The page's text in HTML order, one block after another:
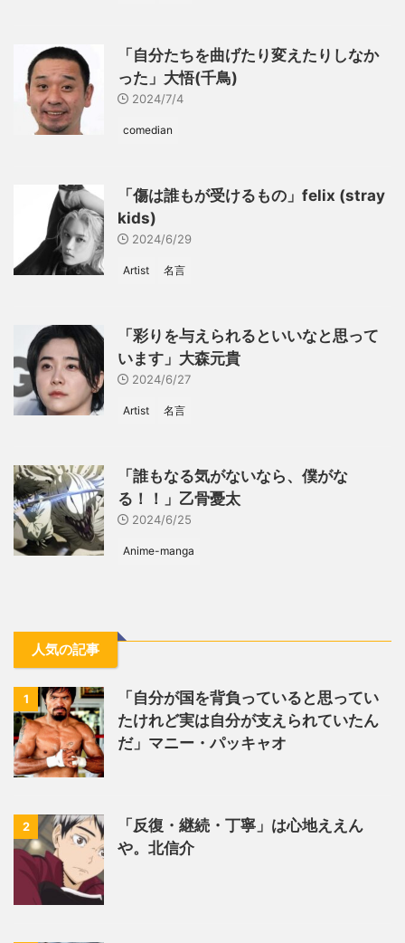
「自分たちを曲げたり変えたりしなか
った」大悟(千鳥)
2024/7/4
comedian
「傷は誰もが受けるもの」felix (stray
kids)
2024/6/29
Artist 名言
「彩りを与えられるといいなと思って
います」大森元貴
2024/6/27
Artist 名言
「誰もなる気がないなら、僕がな
る！！」乙骨憂太
2024/6/25
Anime-manga
人気の記事
1
「自分が国を背負っていると思ってい
たけれど実は自分が支えられていたん
だ」マニー・パッキャオ
2
「反復・継続・丁寧」は心地ええん
や。北信介